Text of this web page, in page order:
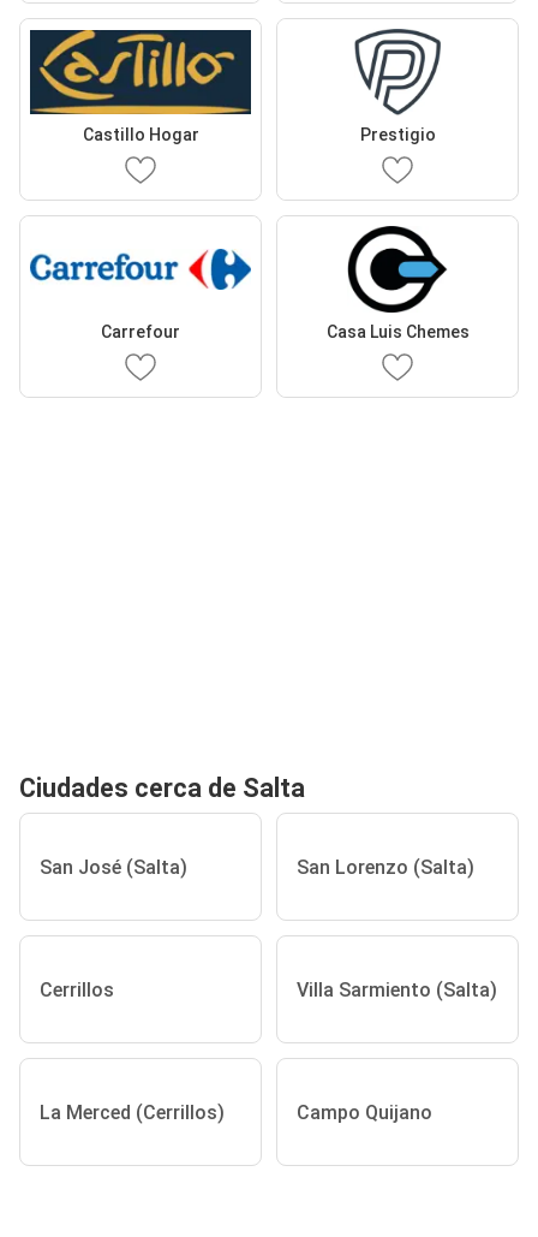
Castillo Hogar Prestigio
Carrefour Casa Luis Chemes
Ciudades cerca de Salta
San José (Salta) San Lorenzo (Salta)
Cerrillos Villa Sarmiento (Salta)
La Merced (Cerrillos) Campo Quijano